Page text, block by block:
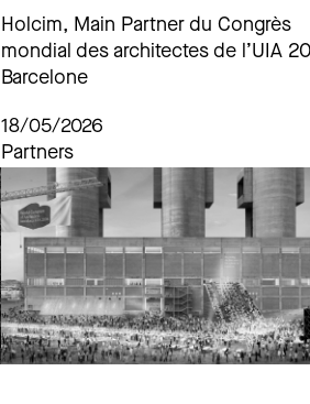
Holcim, Main Partner du Congrès
mondial des architectes de l’UIA
Barcelone
18/05/2026
Partners